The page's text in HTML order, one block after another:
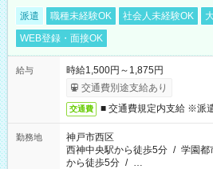
派遣 職種未経験OK 社会人未経験OK
WEB登録・面接OK
給与
時給1,500円～1,875円
交通費別途支給あり
交通費 ■ 交通費規定内支給 ※派
勤務地
神戸市西区
西神中央駅から徒歩5分 / 学園都
から徒歩5分 / …